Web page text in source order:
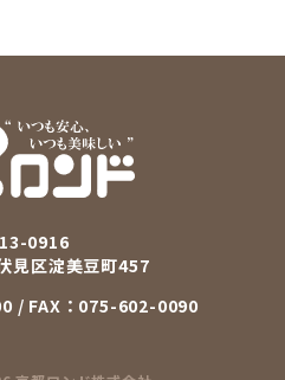
0916
見区淀美豆町457
/ FAX：075-602-0090